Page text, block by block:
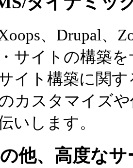
、Drupal、
サイトの構築
イト構築に関す
カスタマイズ
いします。
他、高度な